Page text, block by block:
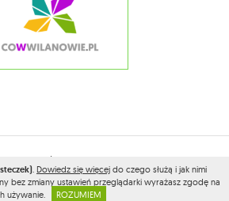
ZASTRZEŻONE PRZEZ
VEGA INTERNET STUDIO
. Dowiedz się więcej do czego służą i jak nimi
bez zmiany ustawień przeglądarki wyrażasz zgodę na
używanie.
ROZUMIEM